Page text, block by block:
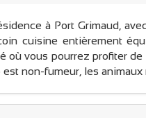
à Port Grimaud,
cuisine entièrement
où vous pourrez profiter de
non-fumeur, les animaux